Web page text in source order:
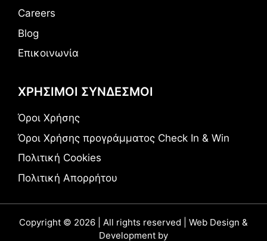
Careers
Blog
Επικοινωνία
ΧΡΗΣΙΜΟΙ ΣΥΝΔΕΣΜΟΙ
Όροι Χρήσης
Όροι Χρήσης προγράμματος Check In & Win
Πολιτική Cookies
Πολιτική Απορρήτου
Copyright © 2026 | All rights reserved | Web Design &
Development by